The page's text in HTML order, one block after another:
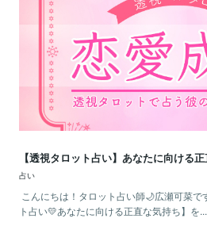
【透視タロット占い】あなたに向ける
占い
こんにちは！タロット占い師🌙広瀬可菜
ト占い💛あなたに向ける正直な気持ち】を...